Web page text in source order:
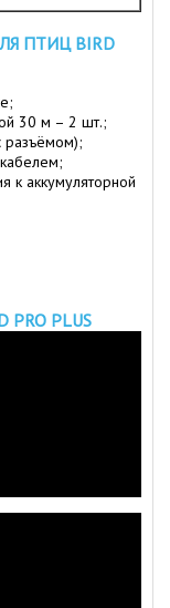
ПТИЦ BIRD
30 м – 2 шт.;
разъёмом);
к аккумуляторной
PLUS